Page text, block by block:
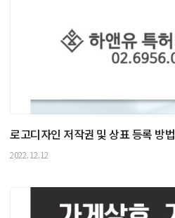
로고디자인 저작권 및 상표 등록 방법
2022.12.12